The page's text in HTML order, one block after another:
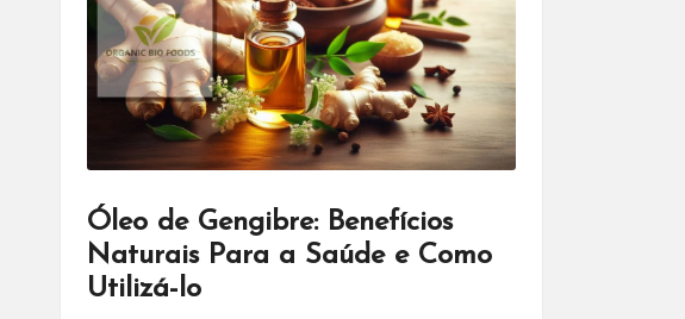
Óleo de Gengibre: Benefícios
Naturais Para a Saúde e Como
Utilizá-lo